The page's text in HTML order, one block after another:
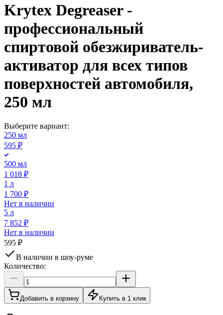
Krytex Degreaser -
профессиональный
спиртовой обезжириватель-
активатор для всех типов
поверхностей автомобиля,
250 мл
Выберите вариант:
250 мл
595 ₽
500 мл
1 018 ₽
1 л
1 700 ₽
Нет в наличии
5 л
7 852 ₽
Нет в наличии
595 ₽
В наличии в шоу-руме
Количество:
Добавить в корзину Купить в 1 клик